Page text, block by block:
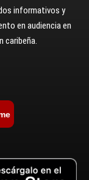
informativos y
en audiencia en
caribeña.